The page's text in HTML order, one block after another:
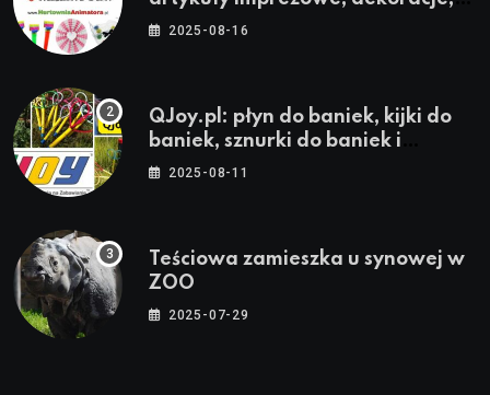
stroje i akcesoria dla animatorów
2025-08-16
QJoy.pl: płyn do baniek, kijki do
baniek, sznurki do baniek i
zestawy do baniek
2025-08-11
Teściowa zamieszka u synowej w
ZOO
2025-07-29